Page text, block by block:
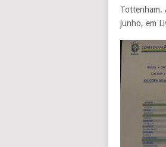
Tottenham.
junho, em